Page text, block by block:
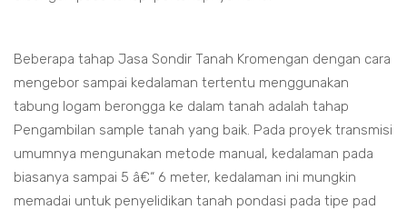
Beberapa tahap Jasa Sondir Tanah Kromengan dengan cara
mengebor sampai kedalaman tertentu menggunakan
tabung logam berongga ke dalam tanah adalah tahap
Pengambilan sample tanah yang baik. Pada proyek transmisi
umumnya mengunakan metode manual, kedalaman pada
biasanya sampai 5 â€“ 6 meter, kedalaman ini mungkin
memadai untuk penyelidikan tanah pondasi pada tipe pad